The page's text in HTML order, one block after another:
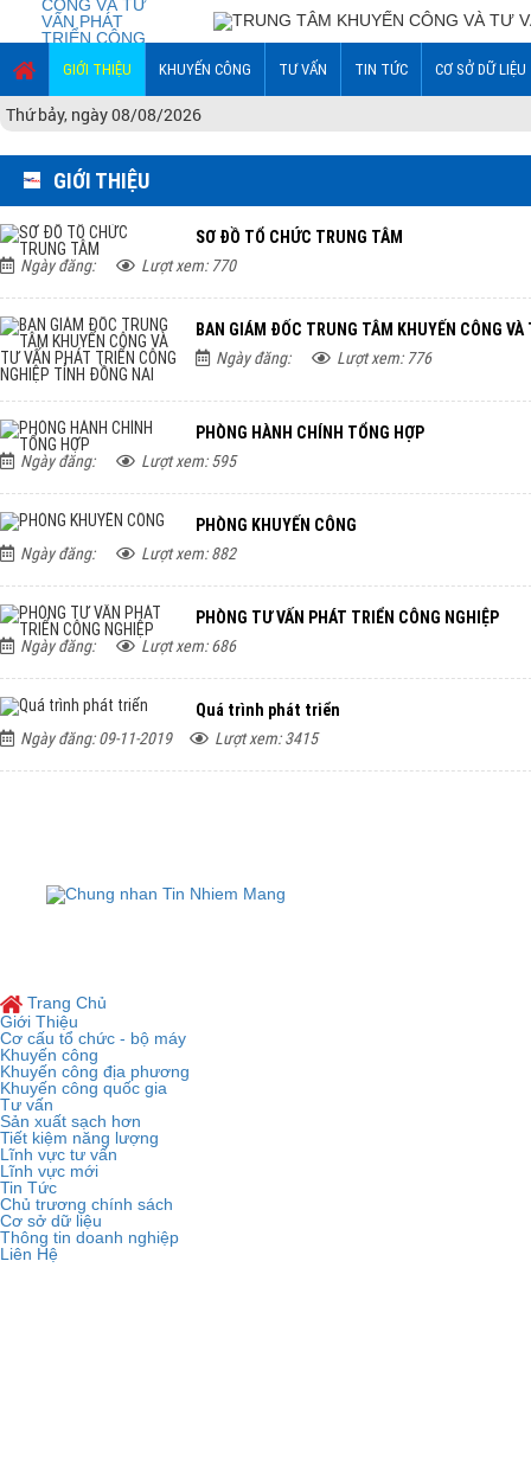
GIỚI THIỆU KHUYẾN CÔNG TƯ VẤN TIN TỨC CƠ SỞ DỮ LIỆU
Thứ bảy, ngày 08/08/2026
GIỚI THIỆU
SƠ ĐỒ TỔ CHỨC TRUNG TÂM
Ngày đăng:
Lượt xem: 770
BAN GIÁM ĐỐC TRUNG TÂM KHUYẾN CÔNG
Ngày đăng:
Lượt xem: 776
PHÒNG HÀNH CHÍNH TỔNG HỢP
Ngày đăng:
Lượt xem: 595
PHÒNG KHUYẾN CÔNG
Ngày đăng:
Lượt xem: 882
PHÒNG TƯ VẤN PHÁT TRIỂN CÔNG NGHIỆP
Ngày đăng:
Lượt xem: 686
Quá trình phát triển
Ngày đăng: 09-11-2019
Lượt xem: 3415
Trang Chủ
Giới Thiệu
Cơ cấu tổ chức - bộ máy
Khuyến công
Khuyến công địa phương
Khuyến công quốc gia
Tư vấn
Sản xuất sạch hơn
Tiết kiệm năng lượng
Lĩnh vực tư vấn
Lĩnh vực mới
Tin Tức
Chủ trương chính sách
Cơ sở dữ liệu
Thông tin doanh nghiệp
Liên Hệ